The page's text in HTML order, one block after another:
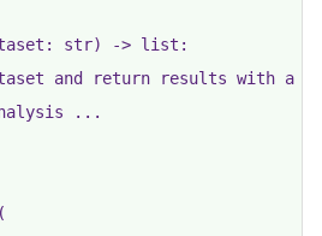
str) -> list:
and return results with a
...